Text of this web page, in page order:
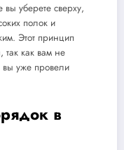
уберете сверху,
полок и
Этот принцип
так как вам не
вы уже провели
в